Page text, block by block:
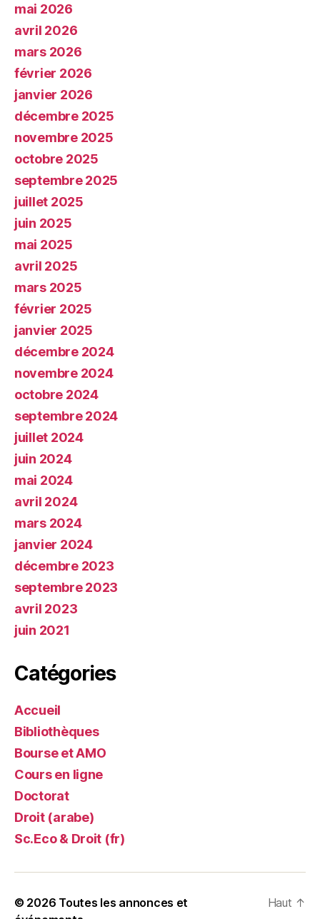
mai 2026
avril 2026
mars 2026
février 2026
janvier 2026
décembre 2025
novembre 2025
octobre 2025
septembre 2025
juillet 2025
juin 2025
mai 2025
avril 2025
mars 2025
février 2025
janvier 2025
décembre 2024
novembre 2024
octobre 2024
septembre 2024
juillet 2024
juin 2024
mai 2024
avril 2024
mars 2024
janvier 2024
décembre 2023
septembre 2023
avril 2023
juin 2021
Catégories
Accueil
Bibliothèques
Bourse et AMO
Cours en ligne
Doctorat
Droit (arabe)
Sc.Eco & Droit (fr)
© 2026 Toutes les annonces et
Haut ↑